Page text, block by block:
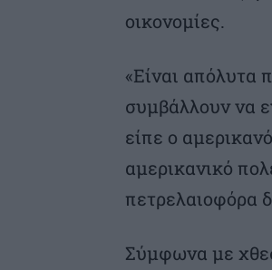
οικονομίες.
«Είναι απόλυτα
συμβάλλουν να
είπε ο
αμερικανικό
πετρελαιοφόρα
Σύμφωνα με